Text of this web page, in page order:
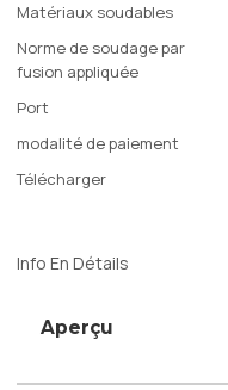
Matériaux soudables
Norme de soudage par
fusion appliquée
Port
modalité de paiement
Télécharger
Info En Détails
Aperçu